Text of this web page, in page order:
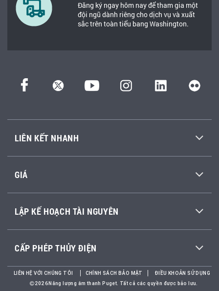
Đăng ký ngay hôm nay để tham gia một
đội ngũ dành riêng cho dịch vụ và xuất
sắc trên toàn tiểu bang Washington.
LIÊN KẾT NHANH
GIÁ
LẬP KẾ HOẠCH TÀI NGUYÊN
CẤP PHÉP THỦY ĐIỆN
LIÊN HỆ VỚI CHÚNG TÔI CHÍNH SÁCH BẢO MẬT
ĐIỀU KHOẢN SỬ DỤNG
2026Năng lượng âm thanh Puget. Tất cả các quyền được bảo lưu.